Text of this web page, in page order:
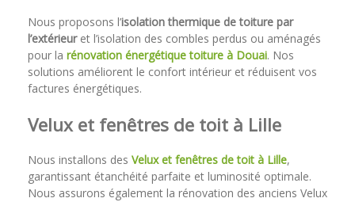
Nous proposons l’isolation thermique de toiture par
l’extérieuret l’isolation des combles perdus ou aménagés
pour la rénovation énergétique toiture à Douai. Nos
solutions améliorent le confort intérieur et réduisent vos
factures énergétiques.
Velux et fenêtres de toit à Lille
Nous installons des Velux et fenêtres de toit à Lille,
garantissant étanchéité parfaite et luminosité optimale.
Nous assurons également la rénovation des anciens Velux